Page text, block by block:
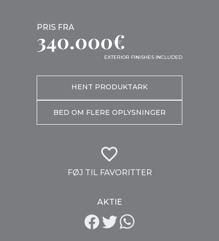
PRIS FRA
340.000€
EXTERIOR FINISHES INCLUDED
HENT PRODUKTARK
BED OM FLERE OPLYSNINGER
FØJ TIL FAVORITTER
AKTIE